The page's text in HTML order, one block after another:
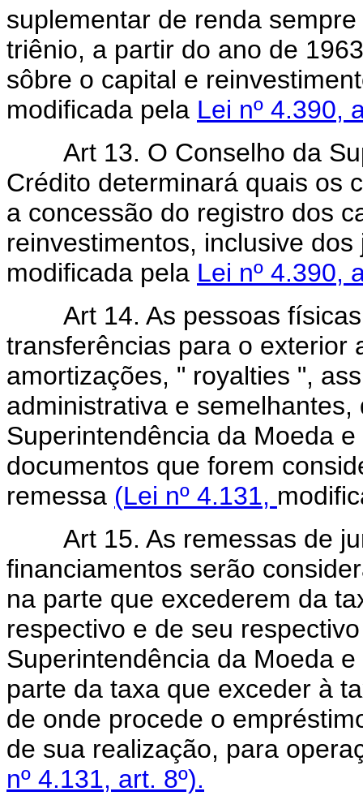
suplementar de renda
triênio, a partir do ano de
sôbre o capital e
modificada pela Lei nº 4.390,
Art 13. O Conselho da
Crédito determinará quais os
a concessão do registro dos
reinvestimentos, inclusive
modificada pela Lei nº 4.390,
Art 14. As pessoas físicas
transferências para o exterior
amortizações, " royalties ",
administrativa e
Superintendência da Moeda
documentos que forem
remessa (Lei nº 4.131,
Art 15. As remessas de
financiamentos serão
na parte que excederem da
respectivo e de seu
Superintendência da Moeda
parte da taxa que exceder à
de onde procede o
de sua realização, para
nº 4.131, art. 8º).